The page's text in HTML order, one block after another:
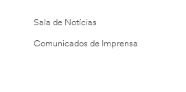
Sala de Notícias
Comunicados de Imprensa